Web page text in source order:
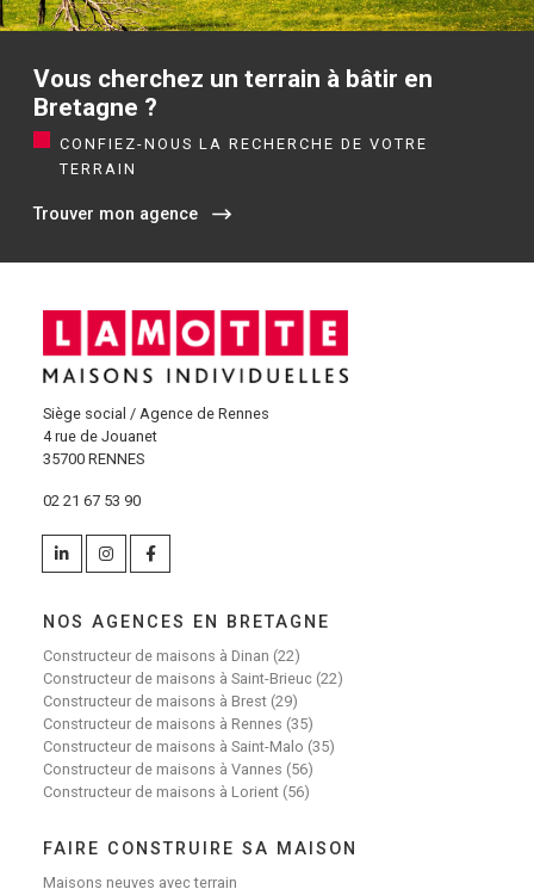
Vous cherchez un terrain à bâtir en
Bretagne ?
CONFIEZ-NOUS LA RECHERCHE DE VOTRE
TERRAIN
Trouver mon agence
Siège social / Agence de Rennes
4 rue de Jouanet
35700 RENNES
02 21 67 53 90
NOS AGENCES EN BRETAGNE
Constructeur de maisons à Dinan (22)
Constructeur de maisons à Saint-Brieuc (22)
Constructeur de maisons à Brest (29)
Constructeur de maisons à Rennes (35)
Constructeur de maisons à Saint-Malo (35)
Constructeur de maisons à Vannes (56)
Constructeur de maisons à Lorient (56)
FAIRE CONSTRUIRE SA MAISON
Maisons neuves avec terrain